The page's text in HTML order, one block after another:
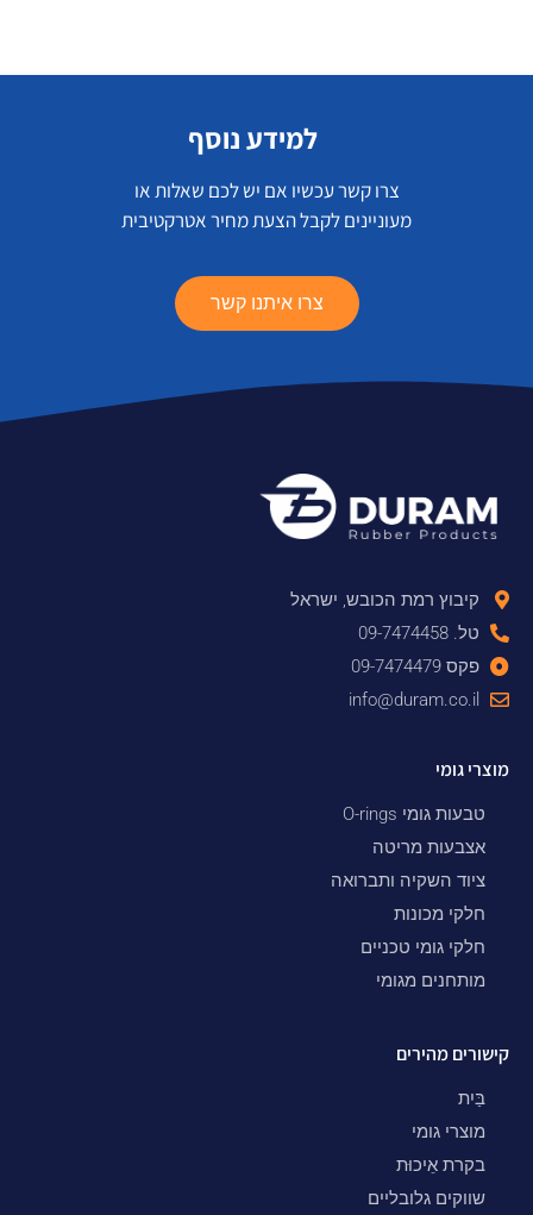
למידע נוסף
צרו קשר עכשיו אם יש לכם שאלות או
מעוניינים לקבל הצעת מחיר אטרקטיבית
צרו איתנו קשר
קיבוץ רמת הכובש, ישראל
טל. 09-7474458
פקס 09-7474479
info@duram.co.il
מוצרי גומי
טבעות גומי O-rings
אצבעות מריטה
ציוד השקיה ותברואה
חלקי מכונות
חלקי גומי טכניים
מותחנים מגומי
קישורים מהירים
בַּיִת
מוצרי גומי
בקרת אֵיכוּת
שווקים גלובליים